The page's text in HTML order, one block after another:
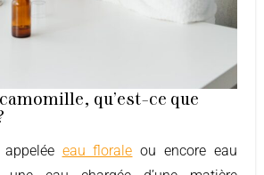
qu'est-ce que
appelée eau florale ou encore eau